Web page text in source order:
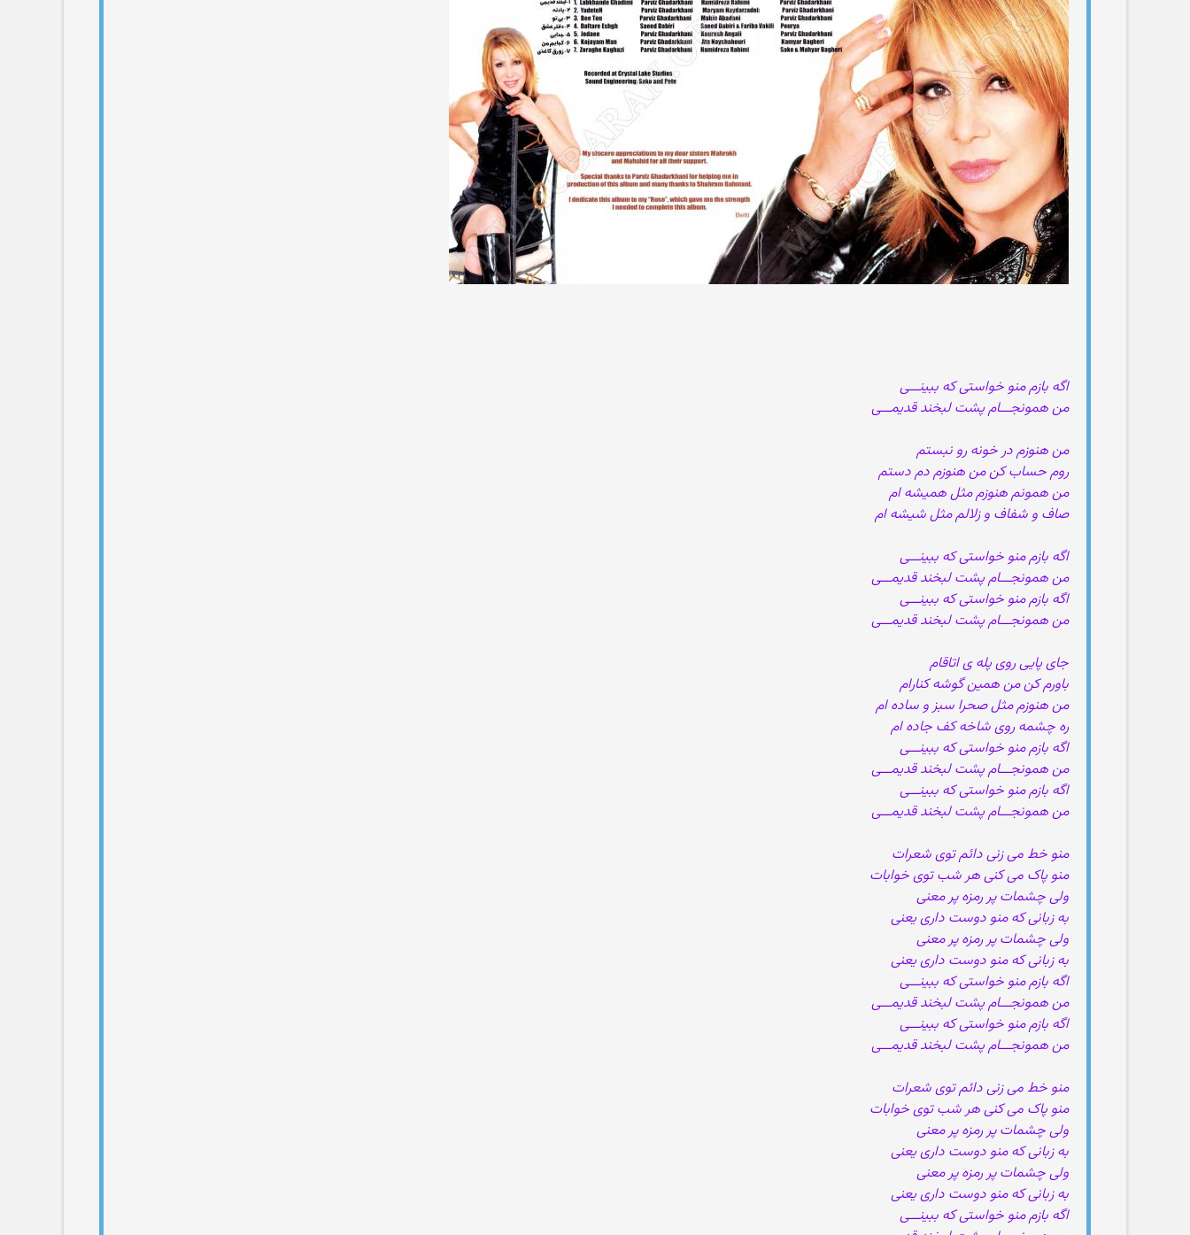
اگه بازم منو خواستی که ببینـــی
من همونجـــام پشت لبخند قدیمـــی
من هنوزم در خونه رو نبستم
روم حساب کن من هنوزم دم دستم
من همونم هنوزم مثل همیشه ام
صاف و شفاف و زلالم مثل شیشه ام
اگه بازم منو خواستی که ببینـــی
من همونجـــام پشت لبخند قدیمـــی
اگه بازم منو خواستی که ببینـــی
من همونجـــام پشت لبخند قدیمـــی
جای پایی روی پله ی اتاقام
باورم کن من همین گوشه کنارام
من هنوزم مثل صحرا سبز و ساده ام
ره چشمه روی شاخه کف جاده ام
اگه بازم منو خواستی که ببینـــی
من همونجـــام پشت لبخند قدیمـــی
اگه بازم منو خواستی که ببینـــی
من همونجـــام پشت لبخند قدیمـــی
منو خط می زنی دائم توی شعرات
منو پاک می کنی هر شب توی خوابات
ولی چشمات پر رمزه پر معنی
به زبانی که منو دوست داری یعنی
ولی چشمات پر رمزه پر معنی
به زبانی که منو دوست داری یعنی
اگه بازم منو خواستی که ببینـــی
من همونجـــام پشت لبخند قدیمـــی
اگه بازم منو خواستی که ببینـــی
من همونجـــام پشت لبخند قدیمـــی
منو خط می زنی دائم توی شعرات
منو پاک می کنی هر شب توی خوابات
ولی چشمات پر رمزه پر معنی
به زبانی که منو دوست داری یعنی
ولی چشمات پر رمزه پر معنی
به زبانی که منو دوست داری یعنی
اگه بازم منو خواستی که ببینـــی